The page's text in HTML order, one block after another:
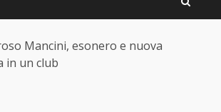
Mancini, esonero e nuova
in un club